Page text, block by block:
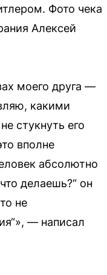
Фото чека
Алексей
моего друга —
какими
стукнуть его
вполне
абсолютно
делаешь?“ он
не
— написал